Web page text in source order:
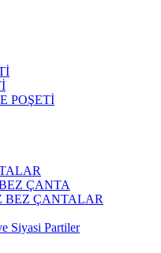
POŞETİ
ÇANTA
BEZ ÇANTALAR
Siyasi Partiler